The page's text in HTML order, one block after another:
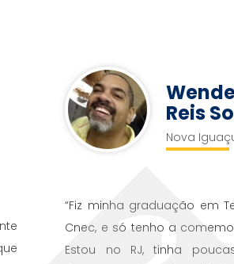
Reis
Nova
“Fiz minha graduação em
Cnec, e só tenho a
Estou no RJ, tinha